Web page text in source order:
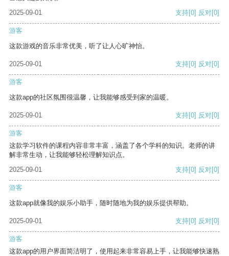
2025-09-01
支持[0] 反对[0]
游客
这款游戏的音乐非常优美，听了让人心旷神怡。
2025-09-01 支持[0] 反对[0]
游客
这款app的社区氛围很温馨，让我能够感受到家的温暖。
2025-09-01 支持[0] 反对[0]
游客
这款学习软件的课程内容非常丰富，涵盖了各个学科的知识。老师的讲
解非常生动，让我能够轻松理解知识点。
2025-09-01
支持[0] 反对[0]
游客
这款app就像我的娱乐小助手，随时随地为我的娱乐提供帮助。
2025-09-01 支持[0] 反对[0]
游客
这款app的用户界面简洁明了，使用起来非常容易上手，让我能够快速熟